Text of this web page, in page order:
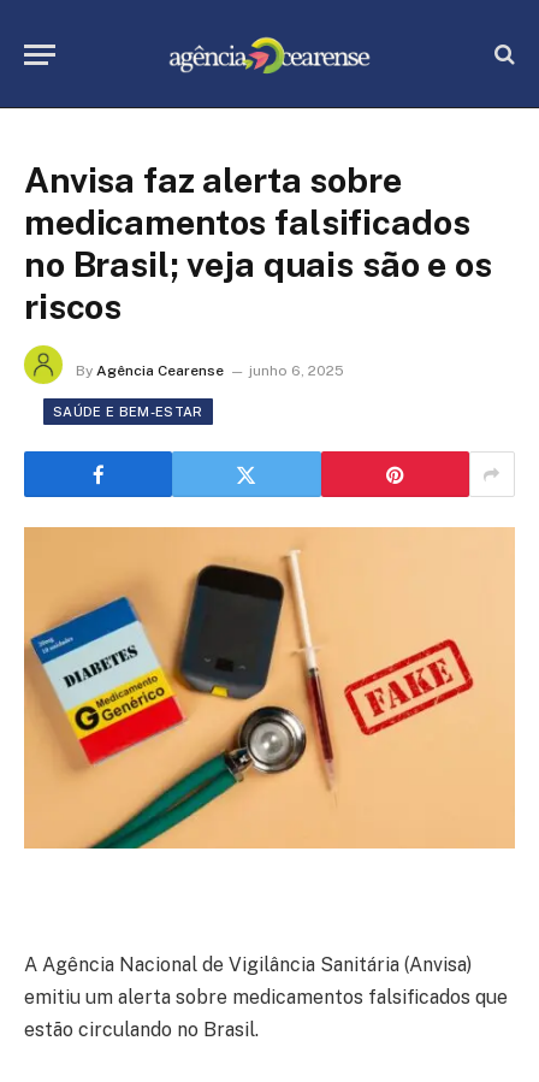
Anvisa faz alerta sobre
medicamentos falsificados
no Brasil; veja quais são e os
riscos
By Agência Cearense junho 6, 2025
SAÚDE E BEM-ESTAR
A Agência Nacional de Vigilância Sanitária (Anvisa)
emitiu um alerta sobre medicamentos falsificados que
estão circulando no Brasil.